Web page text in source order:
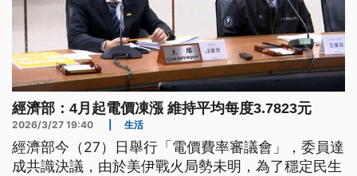
經濟部：4月起電價凍漲 維持平均每度3.7823元
2026/3/27 19:40 生活
經濟部今（27）日舉行「電價費率審議會」，委員達
成共識決議，由於美伊戰火局勢未明，為了穩定民生